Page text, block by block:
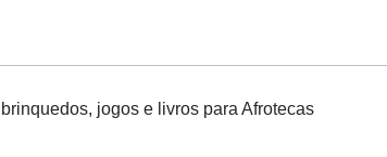
jogos e livros para Afrotecas